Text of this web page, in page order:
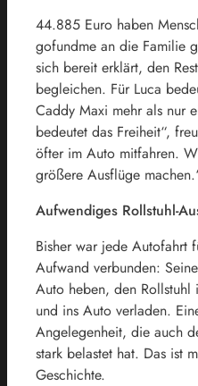
44.885 Euro haben
gofundme an die Familie
sich bereit erklärt, den
begleichen. Für Luca
Caddy Maxi mehr als nur
bedeutet das Freiheit“,
öfter im Auto mitfahren.
größere Ausflüge
Aufwendiges Rollstuhl-
Bisher war jede Autofahrt
Aufwand verbunden:
Auto heben, den Rollstuhl
und ins Auto verladen.
Angelegenheit, die auch
stark belastet hat. Das ist
Geschichte.